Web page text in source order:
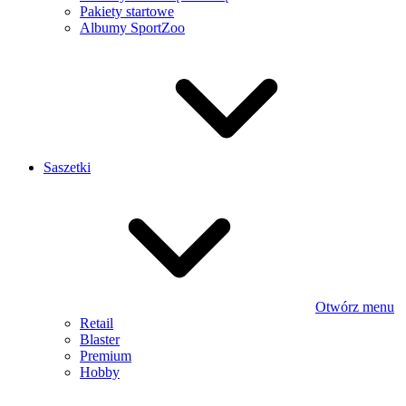
Pakiety startowe
Albumy SportZoo
Saszetki
Otwórz menu
Retail
Blaster
Premium
Hobby